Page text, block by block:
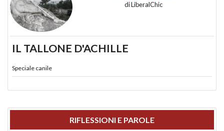
diLiberalChic
IL TALLONE D'ACHILLE
Speciale canile
RIFLESSIONI E PAROLE